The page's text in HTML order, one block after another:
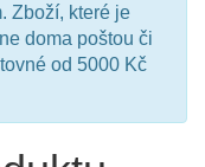
Zboží, které je
doma poštou či
od 5000 Kč